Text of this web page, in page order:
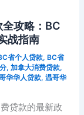
攻略：BC
战指南
省个人贷款, BC省
, 加拿大消费贷款,
华华人贷款, 温哥华
贷款的最新政